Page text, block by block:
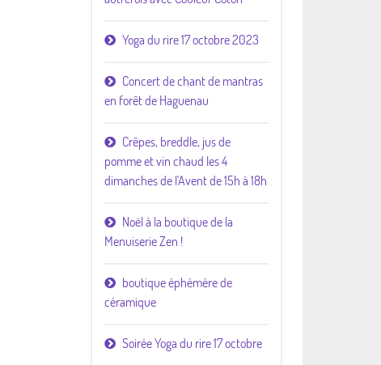
Yoga du rire 17 octobre 2023
Concert de chant de mantras
en forêt de Haguenau
Crêpes, breddle, jus de
pomme et vin chaud les 4
dimanches de l'Avent de 15h à 18h
Noël à la boutique de la
Menuiserie Zen !
boutique éphémère de
céramique
Soirée Yoga du rire 17 octobre